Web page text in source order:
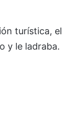
turística, el
y le ladraba.